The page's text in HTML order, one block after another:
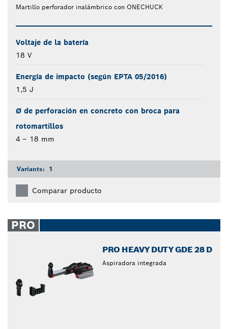
Martillo perforador inalámbrico con ONECHUCK
Voltaje de la batería
18 V
Energía de impacto (según EPTA 05/2016)
1,5 J
Ø de perforación en concreto con broca para
rotomartillos
4 – 18 mm
Variants: 1
Comparar producto
PRO
PRO HEAVY DUTY GDE 28 D
Aspiradora integrada